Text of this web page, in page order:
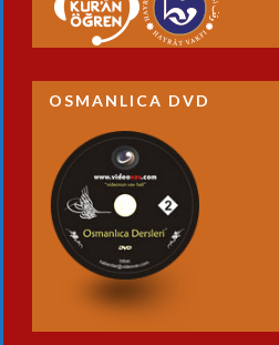
OSMANLICA DVD